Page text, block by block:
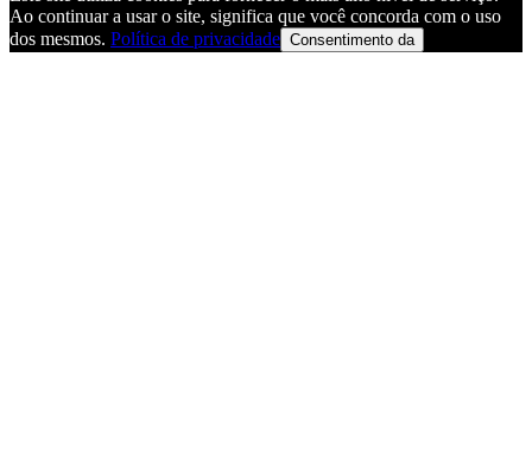
Ao continuar a usar o site, significa que você concorda com o uso
dos mesmos. Política de privacidade Consentimento da